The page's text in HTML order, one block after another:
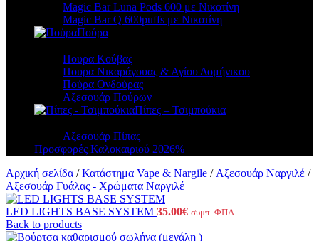
Magic Bar Luna Pods 600 με Νικοτίνη
Magic Bar Q 600puffs με Νικοτίνη
Πούρα
Πουρα Kούβας
Πουρα Νικαράγουας & Αγίου Δομήνικου
Πούρα Ονδούρας
Αξεσουάρ Πούρων
Πίπες – Τσιμπούκια
Αξεσουάρ Πίπας
Προσφορές Καλοκαιριού 2026%
Αρχική σελίδα / Κατάστημα Vape & Nargile / Αξεσουάρ Ναργιλέ /
Αξεσουάρ Γυάλας - Χρώματα Ναργιλέ
LED LIGHTS BASE SYSTEM 35.00€ συμπ. ΦΠΑ
Back to products